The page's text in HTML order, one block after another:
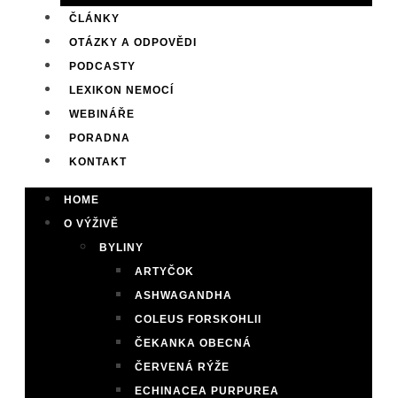
ČLÁNKY
OTÁZKY A ODPOVĚDI
PODCASTY
LEXIKON NEMOCÍ
WEBINÁŘE
PORADNA
KONTAKT
HOME
O VÝŽIVĚ
BYLINY
ARTYČOK
ASHWAGANDHA
COLEUS FORSKOHLII
ČEKANKA OBECNÁ
ČERVENÁ RÝŽE
ECHINACEA PURPUREA